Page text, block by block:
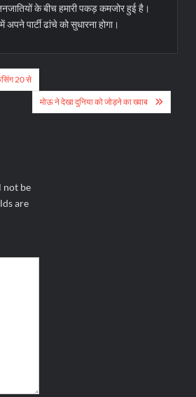
के बीच हमारी पकड़ कमजोर हुई है।
पार्टी ढांचे को सुधारना होगा।
20 से
मोऊ ने देखा दुनिया को जोड़ने का ख्वाब
not be
are